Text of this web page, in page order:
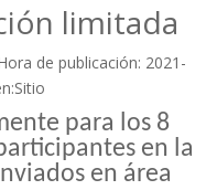
limitada
de publicación: 2021-
Sitio
para los 8
en la
en área